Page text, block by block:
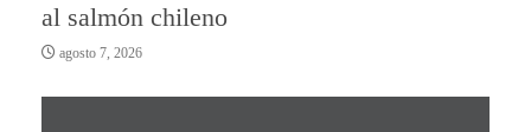
al salmón chileno
agosto 7, 2026